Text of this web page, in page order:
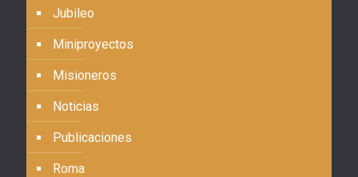
Jubileo
Miniproyectos
Misioneros
Noticias
Publicaciones
Roma